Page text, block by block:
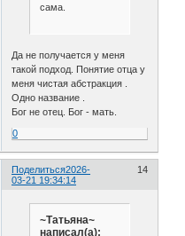
сама.
Да не получается у меня
такой подход. Понятие отца у
меня чистая абстракция .
Одно название .
Бог не отец. Бог - мать.
0
Поделиться 14
2026-
03-21 19:34:14
~Татьяна~
написал(а):